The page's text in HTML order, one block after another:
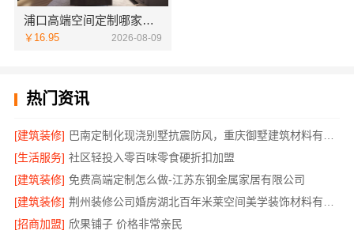
浦口高端空间定制哪家好？南京市创亿讯环保整装服务
￥16.95 2026-08-09
热门资讯
[建筑装修]
[生活服务] 社区轻投入零百味零食硬折扣加盟
[建筑装修] 免费高端定制怎么做-江苏东钢金属家居有限公司
[建筑装修]
[招商加盟] 欣果铺子 价格非常亲民